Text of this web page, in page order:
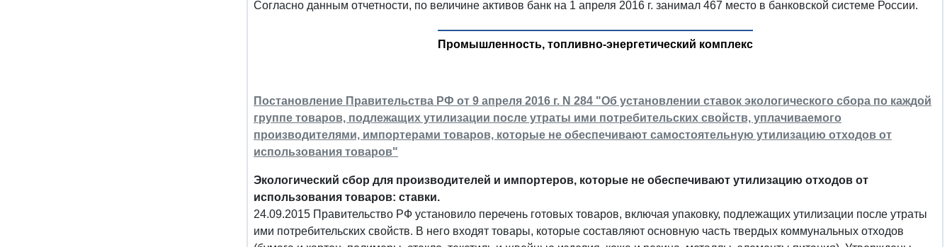
Согласно данным отчетности, по величине активов банк на 1 апреля 2016 г. занимал 467 место в банковской системе России.
Промышленность, топливно-энергетический комплекс
Постановление Правительства РФ от 9 апреля 2016 г. N 284 "Об установлении ставок экологического сбора по каждой
группе товаров, подлежащих утилизации после утраты ими потребительских свойств, уплачиваемого
производителями, импортерами товаров, которые не обеспечивают самостоятельную утилизацию отходов от
использования товаров"
Экологический сбор для производителей и импортеров, которые не обеспечивают утилизацию отходов от
использования товаров: ставки.
24.09.2015 Правительство РФ установило перечень готовых товаров, включая упаковку, подлежащих утилизации после утраты
ими потребительских свойств. В него входят товары, которые составляют основную часть твердых коммунальных отходов